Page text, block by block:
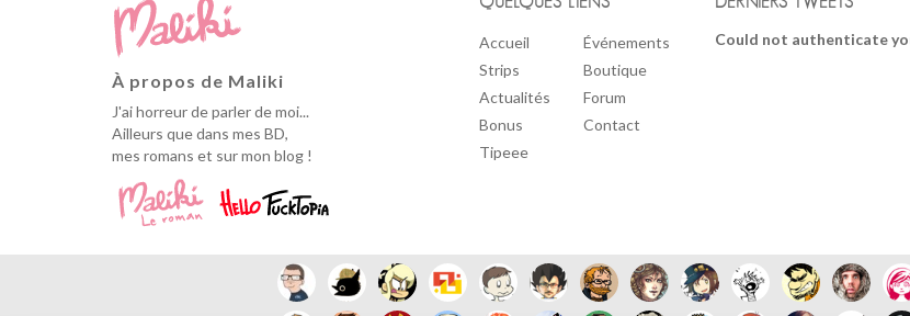
À propos de Maliki
J'ai horreur de parler de moi...
Ailleurs que dans mes BD,
mes romans et sur mon blog !
Accueil
Strips
Actualités
Bonus
Tipeee
Événements
Boutique
Forum
Contact
Could not authenticate